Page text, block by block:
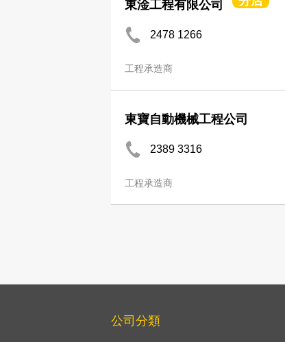
東淦工程有限公司
2478 1266
工程承造商
東寶自動機械工程公司
2389 3316
工程承造商
公司分類